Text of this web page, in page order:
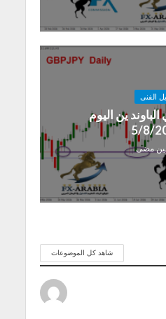
الفنى
الباوند ين اليوم
5/8/
مضى
شاهد كل الموضوعات